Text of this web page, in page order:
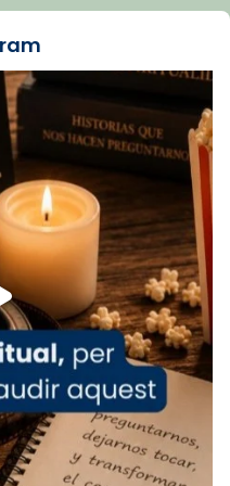
Vatican
news/2026-
papa-viaje-
Semproniana ens
de Tortosa, ha